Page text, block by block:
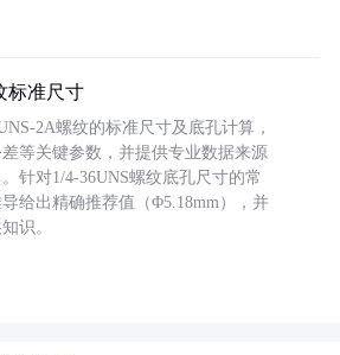
标准尺寸
2A螺纹的标准尺寸及底孔计算，
等关键参数，并提供专业数据来源
。针对1/4-36UNS螺纹底孔尺寸的常
给出精确推荐值（Φ5.18mm），并
识。